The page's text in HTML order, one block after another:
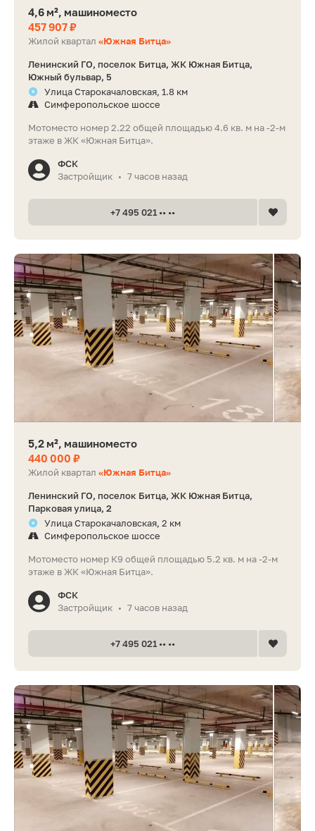
4,6 м², машиноместо
457 907 ₽
Жилой квартал «Южная Битца»
Ленинский ГО, поселок Битца, ЖК Южная Битца,
Южный бульвар, 5
Улица Старокачаловская, 1.8 км
Симферопольское шоссе
Мотоместо номер 2.22 общей площадью 4.6 кв. м на -2-м
этаже в ЖК «Южная Битца».
ФСК
Застройщик • 7 часов назад
+7 495 021 •• ••
5,2 м², машиноместо
440 000 ₽
Жилой квартал «Южная Битца»
Ленинский ГО, поселок Битца, ЖК Южная Битца,
Парковая улица, 2
Улица Старокачаловская, 2 км
Симферопольское шоссе
Мотоместо номер К9 общей площадью 5.2 кв. м на -2-м
этаже в ЖК «Южная Битца».
ФСК
Застройщик • 7 часов назад
+7 495 021 •• ••